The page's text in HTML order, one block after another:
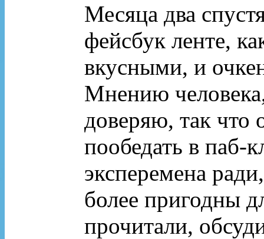
Месяца два
фейсбук ленте,
вкусными, и
Мнению
доверяю, так что
пообедать в паб-
эксперемена
более пригодны
прочитали,